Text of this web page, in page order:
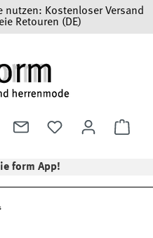
nutzen: Kostenloser Versand
Retouren (DE)
form App!